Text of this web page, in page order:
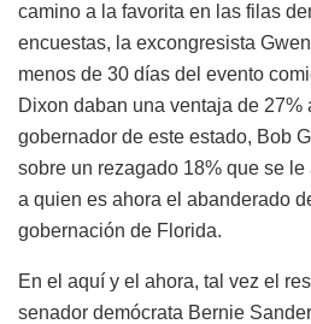
camino a la favorita en las filas
encuestas, la excongresista
menos de 30 días del evento
Dixon daban una ventaja de 27%
gobernador de este estado, Bob
sobre un rezagado 18% que se
a quien es ahora el abanderado
gobernación de Florida.
En el aquí y el ahora, tal vez el
senador demócrata Bernie